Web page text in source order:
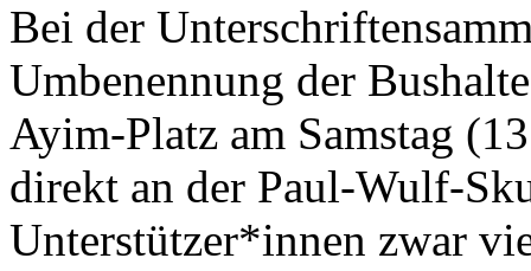
Bei der
Umbenennung der
Ayim-Platz am Samstag
direkt an der Paul-Wulf-
Unterstützer*innen zwar